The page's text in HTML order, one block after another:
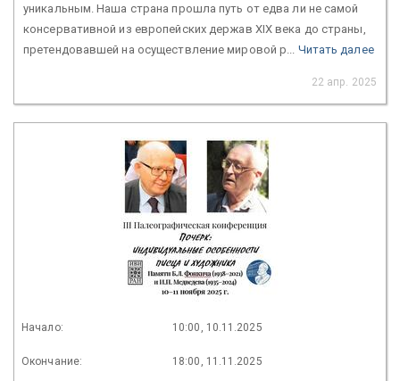
уникальным. Наша страна прошла путь от едва ли не самой
консервативной из европейских держав XIX века до страны,
претендовавшей на осуществление мировой р... Читать далее
22 апр. 2025
Начало: 10:00, 10.11.2025
Окончание: 18:00, 11.11.2025